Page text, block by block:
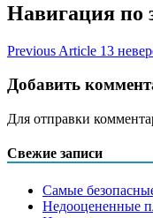
Навигация по
Previous Article 13
Добавить
Для отправки
Свежие записи
Самые
Недооцененные